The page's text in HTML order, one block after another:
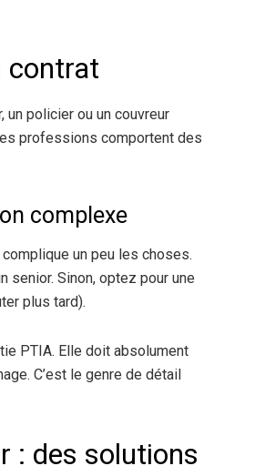
contrat
un policier ou un couvreur
professions comportent des
complexe
un peu les choses.
senior. Sinon, optez pour une
plus tard).
PTIA. Elle doit absolument
C’est le genre de détail
: des solutions